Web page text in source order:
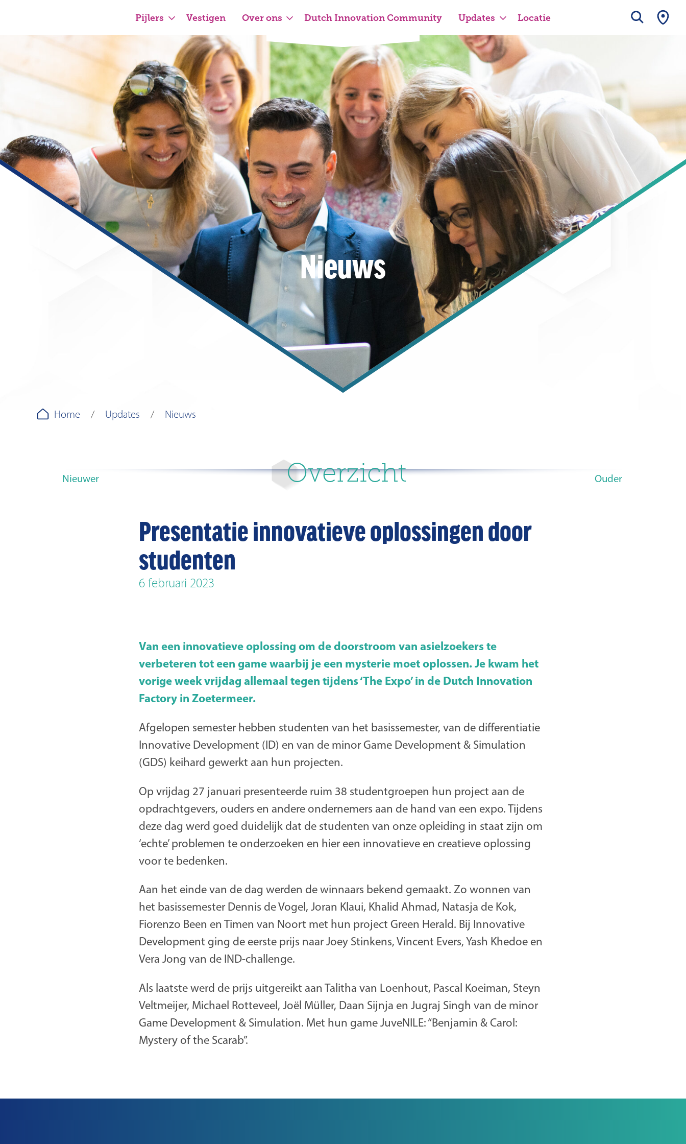
Pijlers Vestigen Over ons Dutch Innovation Community Updates Locatie
Nieuws
Home Updates Nieuws
Nieuwer Overzicht Ouder
Presentatie innovatieve oplossingen door
studenten
6 februari 2023
Van een innovatieve oplossing om de doorstroom van asielzoekers te
verbeteren tot een game waarbij je een mysterie moet oplossen. Je kwam het
vorige week vrijdag allemaal tegen tijdens ‘The Expo’ in de Dutch Innovation
Factory in Zoetermeer.
Afgelopen semester hebben studenten van het basissemester, van de differentiatie
Innovative Development (ID) en van de minor Game Development & Simulation
(GDS) keihard gewerkt aan hun projecten.
Op vrijdag 27 januari presenteerde ruim 38 studentgroepen hun project aan de
opdrachtgevers, ouders en andere ondernemers aan de hand van een expo. Tijdens
deze dag werd goed duidelijk dat de studenten van onze opleiding in staat zijn om
‘echte’ problemen te onderzoeken en hier een innovatieve en creatieve oplossing
voor te bedenken.
Aan het einde van de dag werden de winnaars bekend gemaakt. Zo wonnen van
het basissemester Dennis de Vogel, Joran Klaui, Khalid Ahmad, Natasja de Kok,
Fiorenzo Been en Timen van Noort met hun project Green Herald. Bij Innovative
Development ging de eerste prijs naar Joey Stinkens, Vincent Evers, Yash Khedoe en
Vera Jong van de IND-challenge.
Als laatste werd de prijs uitgereikt aan Talitha van Loenhout, Pascal Koeiman, Steyn
Veltmeijer, Michael Rotteveel, Joël Müller, Daan Sijnja en Jugraj Singh van de minor
Game Development & Simulation. Met hun game JuveNILE: “Benjamin & Carol:
Mystery of the Scarab”.